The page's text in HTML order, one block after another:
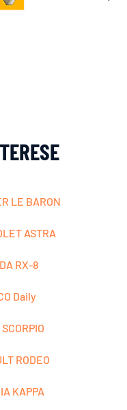
LE BARON
ASTRA
RX-8
Daily
RODEO
KAPPA